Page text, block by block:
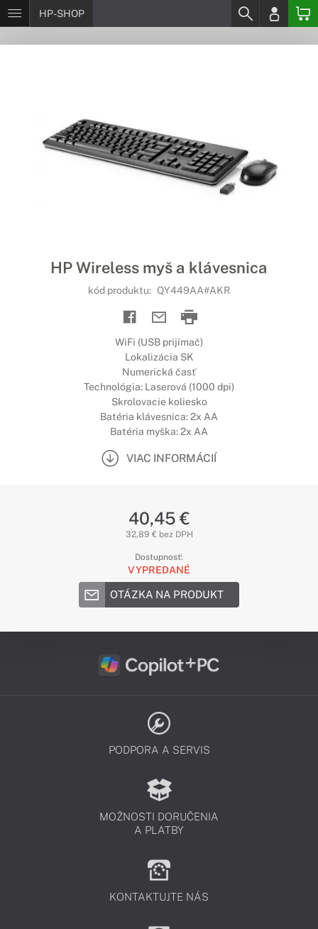
HP-SHOP
HP Wireless myš a klávesnica
kód produktu: QY449AA#AKR
WiFi (USB prijímač)
Lokalizácia SK
Numerická časť
Technológia: Laserová (1000 dpi)
Skrolovacie koliesko
Batéria klávesnica: 2x AA
Batéria myška: 2x AA
VIAC INFORMÁCIÍ
40,45 €
32,89 € bez DPH
Dostupnosť:
VYPREDANÉ
OTÁZKA NA PRODUKT
PODPORA A SERVIS
MOŽNOSTI DORUČENIA
A PLATBY
KONTAKTUJTE NÁS